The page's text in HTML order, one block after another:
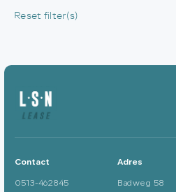
Reset filter(s)
Contact
0513-462845
Adres
Badweg 58